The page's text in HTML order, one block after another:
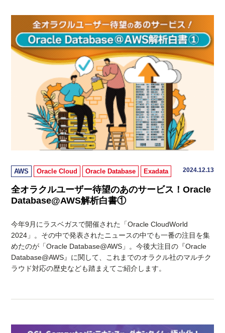
AWS Oracle Cloud Oracle Database Exadata 2024.12.13
全オラクルユーザー待望のあのサービス！Oracle
Database@AWS解析白書①
今年9月にラスベガスで開催された「Oracle CloudWorld
2024」。その中で発表されたニュースの中でも一番の注目を集
めたのが「Oracle Database@AWS」。今後大注目の『Oracle
Database@AWS』に関して、これまでのオラクル社のマルチク
ラウド対応の歴史なども踏まえてご紹介します。